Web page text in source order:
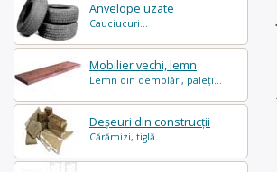
Anvelope uzate
Cauciucuri...
Mobilier vechi, lemn
Lemn din demolări, paleți...
Deșeuri din construcții
Cărămizi, tiglă...